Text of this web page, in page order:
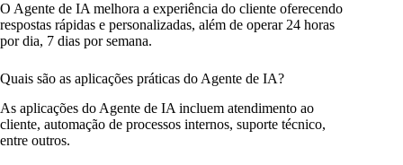
O Agente de IA melhora a experiência do cliente oferecendo
respostas rápidas e personalizadas, além de operar 24 horas
por dia, 7 dias por semana.
Quais são as aplicações práticas do Agente de IA?
As aplicações do Agente de IA incluem atendimento ao
cliente, automação de processos internos, suporte técnico,
entre outros.